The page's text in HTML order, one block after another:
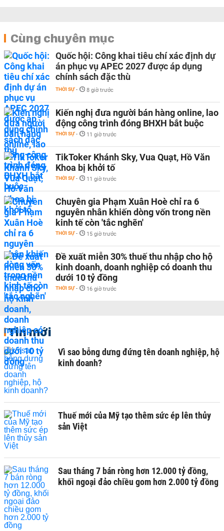
Cùng chuyên mục
Quốc hội: Công khai tiêu chí xác định dự
án phục vụ APEC 2027 được áp dụng
chính sách đặc thù
THỜI SỰ - 8 giờ trước
Kiến nghị đưa người bán hàng online, lao
động công trình đóng BHXH bắt buộc
THỜI SỰ - 11 giờ trước
TikToker Khánh Sky, Vua Quạt, Hồ Văn
Khoa bị khởi tố
THỜI SỰ - 11 giờ trước
Chuyên gia Phạm Xuân Hoè chỉ ra 6
nguyên nhân khiến dòng vốn trong nền
kinh tế còn 'tắc nghẽn'
THỜI SỰ - 15 giờ trước
Đề xuất miễn 30% thuế thu nhập cho hộ
kinh doanh, doanh nghiệp có doanh thu
dưới 10 tỷ đồng
THỜI SỰ - 16 giờ trước
Tin mới
Vì sao bỗng dưng đứng tên doanh nghiệp, hộ
kinh doanh?
Thuế mới của Mỹ tạo thêm sức ép lên thủy
sản Việt
Sau tháng 7 bán ròng hơn 12.000 tỷ đồng,
khối ngoại đảo chiều gom hơn 2.000 tỷ đồng